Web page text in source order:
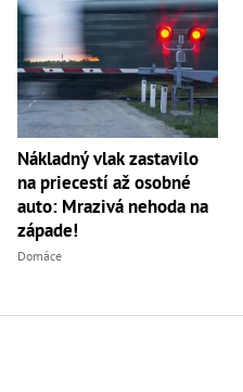
Nákladný vlak zastavilo
na priecestí až osobné
auto: Mrazivá nehoda na
západe!
Domáce